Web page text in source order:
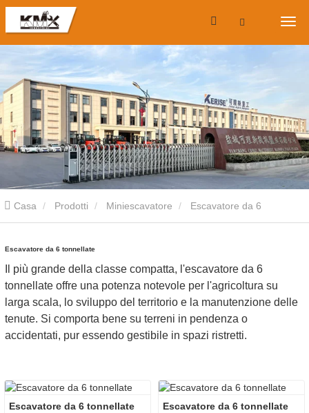
Casa Prodotti Miniescavatore
Escavatore da 6 tonnellate
Il più grande della classe compatta, l'escavatore da 6
tonnellate offre una potenza notevole per l'agricoltura su
larga scala, lo sviluppo del territorio e la manutenzione delle
tenute. Si comporta bene su terreni in pendenza o
accidentati, pur essendo gestibile in spazi ristretti.
Escavatore da 6 tonnellate Escavatore da 6 tonnellate